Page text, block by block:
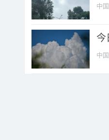
中
今
中